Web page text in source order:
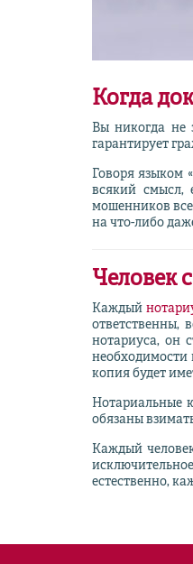
Когда
Вы никогда не
гарантирует
Говоря языком
всякий смысл,
мошенников
на что-либо
Человек
Каждый
ответственны,
нотариуса, он
необходимости
копия будет
Нотариальные
обязаны
Каждый
естественно,